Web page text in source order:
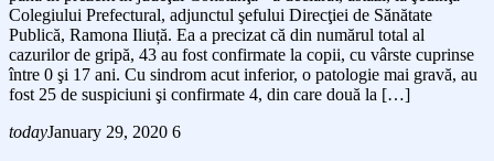
Colegiului Prefectural, adjunctul şefului Direcţiei de Sănătate
Publică, Ramona Iliuță. Ea a precizat că din numărul total al
cazurilor de gripă, 43 au fost confirmate la copii, cu vârste cuprinse
între 0 şi 17 ani. Cu sindrom acut inferior, o patologie mai gravă, au
fost 25 de suspiciuni şi confirmate 4, din care două la […]
todayJanuary 29, 2020 6